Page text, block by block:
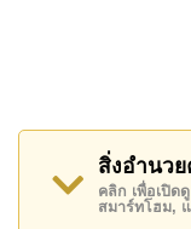
: 3 ห้องนอ
: 5 ห้องนอ
(บางแปลงสามาร
สิ่งอำนว
คลิก เพื่อเปิด
สมาร์ทโฮม,